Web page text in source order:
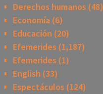
Derechos humanos (48)
Economía(6)
Educación (20)
Efemerides (1,187)
Efemerides (1)
English (33)
Espectáculos (124)